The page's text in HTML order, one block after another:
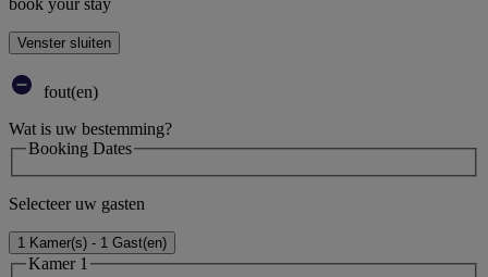
Venster sluiten
fout(en)
Wat is uw bestemming?
Booking Dates
Selecteer uw gasten
1 Kamer(s) - 1 Gast(en)
Kamer 1